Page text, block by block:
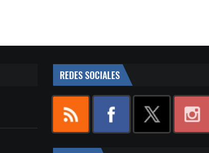
REDES SOCIALES